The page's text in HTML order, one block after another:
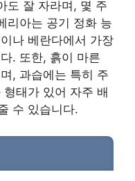
도 잘 자라며, 몇 주
리아는 공기 정화 능
나 베란다에서 가장
. 또한, 흙이 마른
, 과습에는 특히 주
태가 있어 자주 배
수 있습니다.